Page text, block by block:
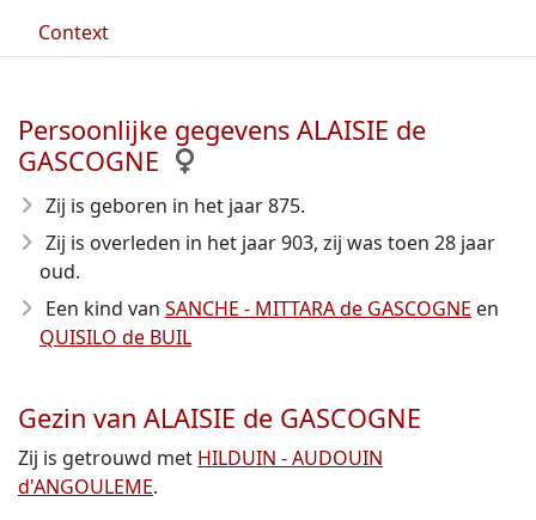
Context
Persoonlijke gegevens ALAISIE de
GASCOGNE
Zij is geboren in het jaar 875.
Zij is overleden in het jaar 903, zij was toen 28 jaar
oud.
Een kind van SANCHE - MITTARA de GASCOGNE en
QUISILO de BUIL
Gezin van ALAISIE de GASCOGNE
Zij is getrouwd met HILDUIN - AUDOUIN
d'ANGOULEME.